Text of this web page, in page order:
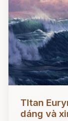
TItan
dáng và